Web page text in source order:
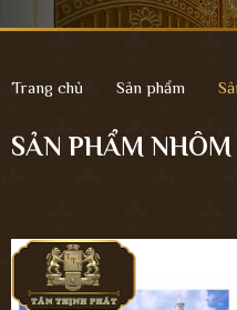
Trang chủ Sản phẩm
SẢN PHẨM